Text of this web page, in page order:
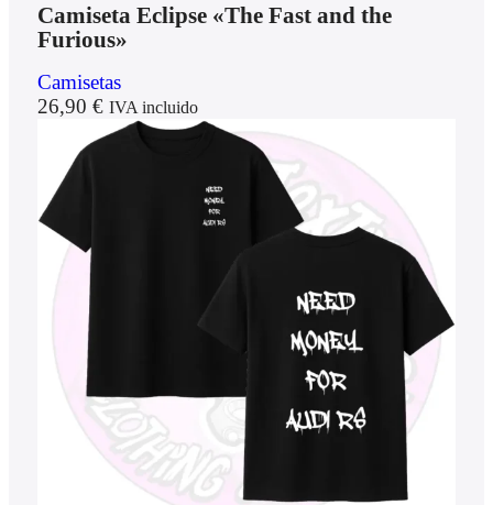
Camiseta Eclipse «The Fast and the
Furious»
Camisetas
26,90 € IVA incluido